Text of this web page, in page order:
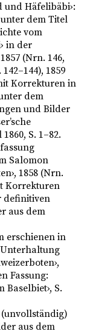
und Häfelibäbi›:
dem Titel
vom
in der
(Nrn. 146,
1859
Korrekturen in
dem
und Bilder
S. 1–82.
Salomon
1858 (Nrn.
Korrekturen
definitiven
aus dem
erschienen in
Fassung:
S.
(unvollständig)
aus dem